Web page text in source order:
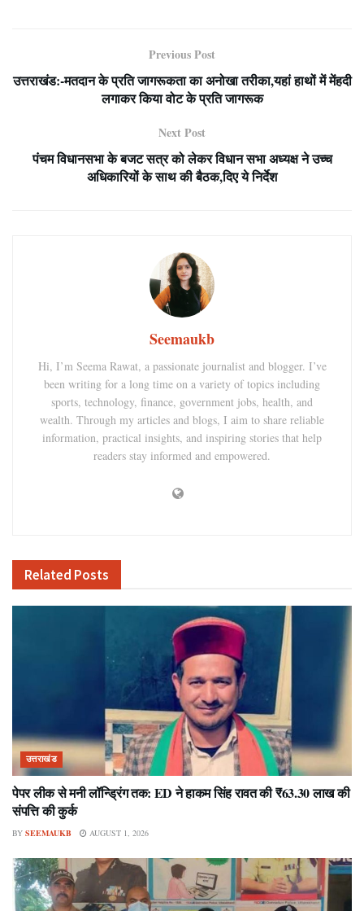
Previous Post
उत्तराखंड:-मतदान के प्रति जागरूकता का अनोखा तरीका,यहां हाथों में मेंहदी
लगाकर किया वोट के प्रति जागरूक
Next Post
पंचम विधानसभा के बजट सत्र को लेकर विधान सभा अध्यक्ष ने उच्च
अधिकारियों के साथ की बैठक,दिए ये निर्देश
Seemaukb
Hi, I’m Seema Rawat, a passionate journalist and blogger. I’ve
been writing for a long time on a variety of topics including
sports, technology, finance, government jobs, health, and
wealth. Through my articles and blogs, I aim to share reliable
information, practical insights, and inspiring stories that help
readers stay informed and empowered.
Related Posts
उत्तराखंड
पेपर लीक से मनी लॉन्ड्रिंग तक: ED ने हाकम सिंह रावत की ₹63.30 लाख की
संपत्ति की कुर्क
BY SEEMAUKB AUGUST 1, 2026